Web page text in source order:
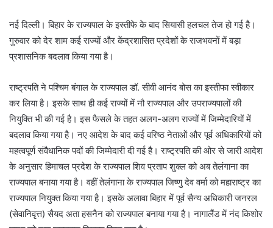
नई दिल्ली। बिहार के राज्यपाल के इस्तीफे के बाद सियासी हलचल तेज हो गई है।
गुरुवार को देर शाम कई राज्यों और केंद्रशासित प्रदेशों के राजभवनों में बड़ा
प्रशासनिक बदलाव किया गया है।
राष्ट्रपति ने पश्चिम बंगाल के राज्यपाल डॉ. सीवी आनंद बोस का इस्तीफा स्वीकार
कर लिया है। इसके साथ ही कई राज्यों में नौ राज्यपाल और उपराज्यपालों की
नियुक्ति भी की गई है। इस फैसले के तहत अलग-अलग राज्यों में जिम्मेदारियों में
बदलाव किया गया है। नए आदेश के बाद कई वरिष्ठ नेताओं और पूर्व अधिकारियों को
महत्वपूर्ण संवैधानिक पदों की जिम्मेदारी दी गई है। राष्ट्रपति की ओर से जारी आदेश
के अनुसार हिमाचल प्रदेश के राज्यपाल शिव प्रताप शुक्ल को अब तेलंगाना का
राज्यपाल बनाया गया है। वहीं तेलंगाना के राज्यपाल जिष्णु देव वर्मा को महाराष्ट्र का
राज्यपाल नियुक्त किया गया है। इसके अलावा बिहार में पूर्व सैन्य अधिकारी जनरल
(सेवानिवृत्त) सैयद अता हसनैन को राज्यपाल बनाया गया है। नागालैंड में नंद किशोर